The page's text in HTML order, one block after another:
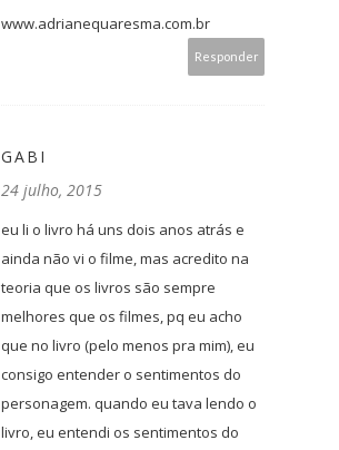
www.adrianequaresma.com.br
Responder
GABI
24 julho, 2015
eu li o livro há uns dois anos atrás e
ainda não vi o filme, mas acredito na
teoria que os livros são sempre
melhores que os filmes, pq eu acho
que no livro (pelo menos pra mim), eu
consigo entender o sentimentos do
personagem. quando eu tava lendo o
livro, eu entendi os sentimentos do